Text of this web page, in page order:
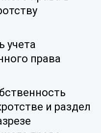
учета
права
и раздел